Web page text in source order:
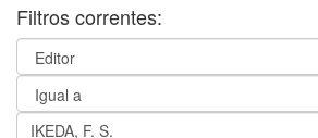
Filtros correntes: